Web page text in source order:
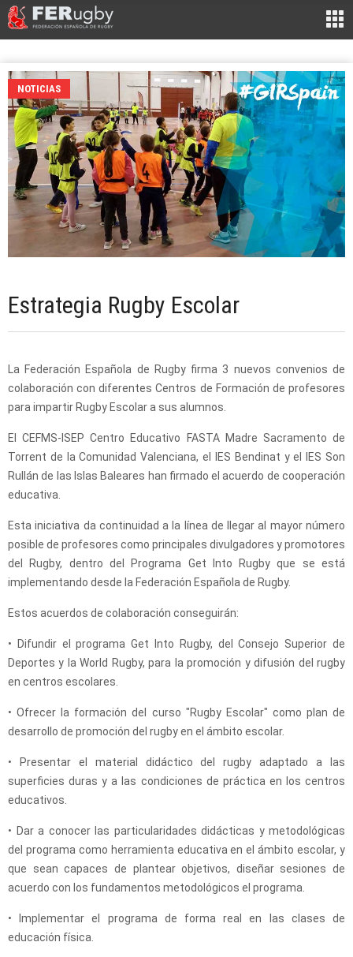
NOTICIAS
Estrategia Rugby Escolar
La Federación Española de Rugby firma 3 nuevos convenios de
colaboración con diferentes Centros de Formación de profesores
para impartir Rugby Escolar a sus alumnos.
El CEFMS-ISEP Centro Educativo FASTA Madre Sacramento de
Torrent de la Comunidad Valenciana, el IES Bendinat y el IES Son
Rullán de las Islas Baleares han firmado el acuerdo de cooperación
educativa.
Esta iniciativa da continuidad a la línea de llegar al mayor número
posible de profesores como principales divulgadores y promotores
del Rugby, dentro del Programa Get Into Rugby que se está
implementando desde la Federación Española de Rugby.
Estos acuerdos de colaboración conseguirán:
• Difundir el programa Get Into Rugby, del Consejo Superior de
Deportes y la World Rugby, para la promoción y difusión del rugby
en centros escolares.
• Ofrecer la formación del curso "Rugby Escolar" como plan de
desarrollo de promoción del rugby en el ámbito escolar.
• Presentar el material didáctico del rugby adaptado a las
superficies duras y a las condiciones de práctica en los centros
educativos.
• Dar a conocer las particularidades didácticas y metodológicas
del programa como herramienta educativa en el ámbito escolar, y
que sean capaces de plantear objetivos, diseñar sesiones de
acuerdo con los fundamentos metodológicos el programa.
• Implementar el programa de forma real en las clases de
educación física.